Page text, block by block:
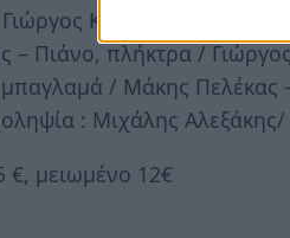
Κατσίκας –
– Πιάνο, πλήκτρα /
/ Μάκης Πελέκας
: Μιχάλης
€, μειωμένο 12€